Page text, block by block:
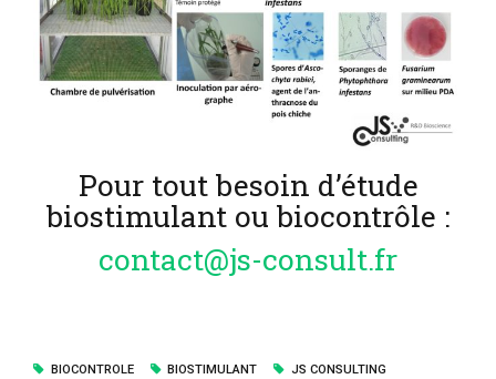
Pour tout besoin d’étude
biostimulant ou biocontrôle :
contact@js-consult.fr
BIOCONTROLE BIOSTIMULANT JS CONSULTING